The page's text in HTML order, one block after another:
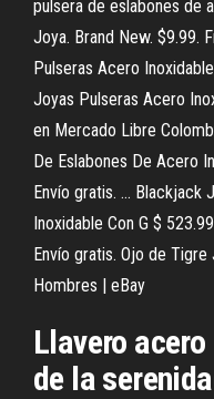
pulsera de eslabones de
Joya. Brand New. $9.99.
Pulseras Acero
Joyas Pulseras Acero
en Mercado Libre
De Eslabones De Acero
Envío gratis. ... Blackjack
Inoxidable Con G $
Envío gratis. Ojo de
Hombres | eBay
Llavero
de la